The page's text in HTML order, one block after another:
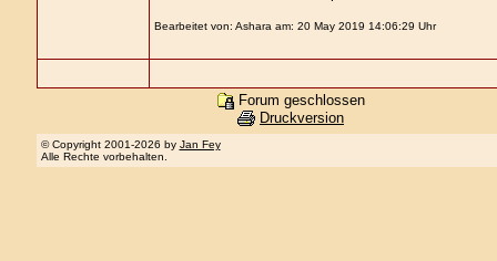
Bearbeitet von: Ashara am: 20 May 2019 14:06:29 Uhr
Forum geschlossen
Druckversion
© Copyright 2001-2026 by Jan Fey
Alle Rechte vorbehalten.